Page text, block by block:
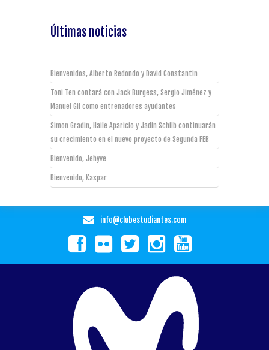
Últimas noticias
Bienvenidos, Alberto Redondo y David Constantin
Toni Ten contará con Jack Burgess, Sergio Jiménez y
Manuel Gil como entrenadores ayudantes
Simon Gradin, Haile Aparicio y Jadin Schilb continuarán
su crecimiento en el nuevo proyecto de Segunda FEB
Bienvenido, Jehyve
Bienvenido, Kaspar
info@clubestudiantes.com